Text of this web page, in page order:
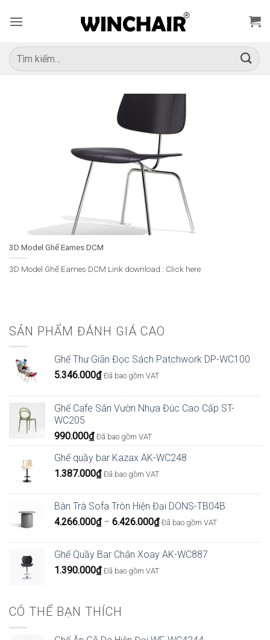
qua
dung
Tìm
kiếm:
3D Model Ghế Eames DCM
3D Model Ghế Eames DCM Link download : Click here
SẢN PHẨM ĐÁNH GIÁ CAO
Ghế Thư Giãn Đọc Sách Patchwork DP-WC100
5.346.000₫ Đã bao gồm VAT
Ghế Cafe Sân Vườn Nhựa Đúc Cao Cấp ST-
WC205
990.000₫ Đã bao gồm VAT
Ghế quầy bar Kazax AK-WC248
1.387.000₫ Đã bao gồm VAT
Bàn Trà Sofa Tròn Hiện Đại DONS-TB04B
4.266.000₫ – 6.426.000₫Khoảng
4.266.000₫
đến
Đã bao gồm VAT
Ghế Quầy Bar Chân Xoay AK-WC887
1.390.000₫ Đã bao gồm VAT
CÓ THỂ BẠN THÍCH